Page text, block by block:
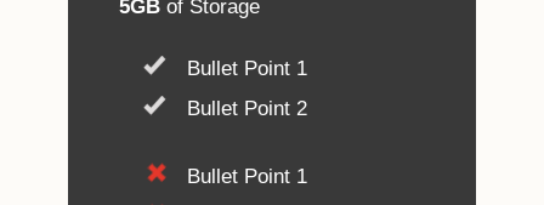
5GBof Storage
Bullet Point 1
Bullet Point 2
Bullet Point 1